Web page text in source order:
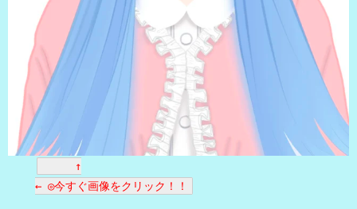
↑
← ◎今すぐ画像をクリック！！